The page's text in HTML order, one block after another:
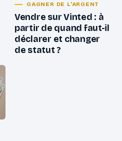
GAGNER DE L'ARGENT
Vendre sur Vinted : à
partir de quand faut-il
déclarer et changer
de statut ?